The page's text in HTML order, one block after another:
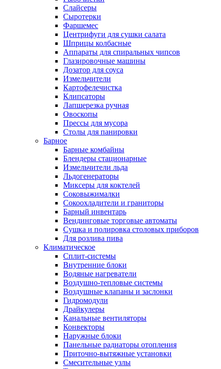
Слайсеры
Сыротерки
Фаршемес
Центрифуги для сушки салата
Шприцы колбасные
Аппараты для спиральных чипсов
Глазировочные машины
Дозатор для соуса
Измельчители
Картофелечистка
Клипсаторы
Лапшерезка ручная
Овоскопы
Прессы для мусора
Столы для панировки
Барное
Барные комбайны
Блендеры стационарные
Измельчители льда
Льдогенераторы
Миксеры для коктелей
Соковыжималки
Сокоохладители и граниторы
Барный инвентарь
Вендинговые торговые автоматы
Сушка и полировка столовых приборов
Для розлива пива
Климатическое
Сплит-системы
Внутренние блоки
Водяные нагреватели
Воздушно-тепловые системы
Воздушные клапаны и заслонки
Гидромодули
Драйкулеры
Канальные вентиляторы
Конвекторы
Наружные блоки
Панельные радиаторы отопления
Приточно-вытяжные установки
Смесительные узлы